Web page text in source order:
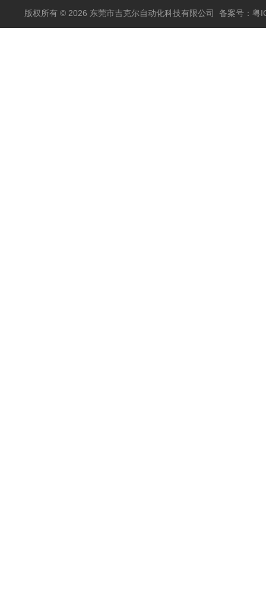
版权所有 © 2026 东莞市吉克尔自动化科技有限公司 备案号：粤